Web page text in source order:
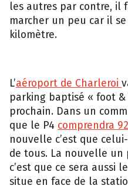
les autres par contre, il
marcher un peu car il
kilomètre.
L’aéroport de Charleroi
parking baptisé « foot
prochain. Dans un
que le P4 comprendra
nouvelle c’est que
de tous. La nouvelle un
c’est que ce sera aussi
situe en face de la